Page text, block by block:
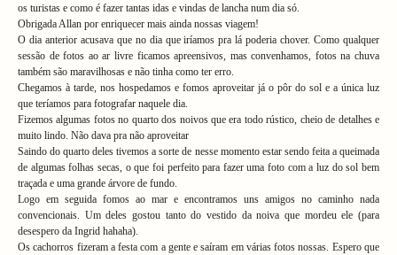
os turistas e como é fazer tantas idas e vindas de lancha num dia só.
Obrigada Allan por enriquecer mais ainda nossas viagem!
O dia anterior acusava que no dia que iríamos pra lá poderia chover. Como qualquer
sessão de fotos ao ar livre ficamos apreensivos, mas convenhamos, fotos na chuva
também são maravilhosas e não tinha como ter erro.
Chegamos à tarde, nos hospedamos e fomos aproveitar já o pôr do sol e a única luz
que teríamos para fotografar naquele dia.
Fizemos algumas fotos no quarto dos noivos que era todo rústico, cheio de detalhes e
muito lindo. Não dava pra não aproveitar
Saindo do quarto deles tivemos a sorte de nesse momento estar sendo feita a queimada
de algumas folhas secas, o que foi perfeito para fazer uma foto com a luz do sol bem
traçada e uma grande árvore de fundo.
Logo em seguida fomos ao mar e encontramos uns amigos no caminho nada
convencionais. Um deles gostou tanto do vestido da noiva que mordeu ele (para
desespero da Ingrid hahaha).
Os cachorros fizeram a festa com a gente e saíram em várias fotos nossas. Espero que